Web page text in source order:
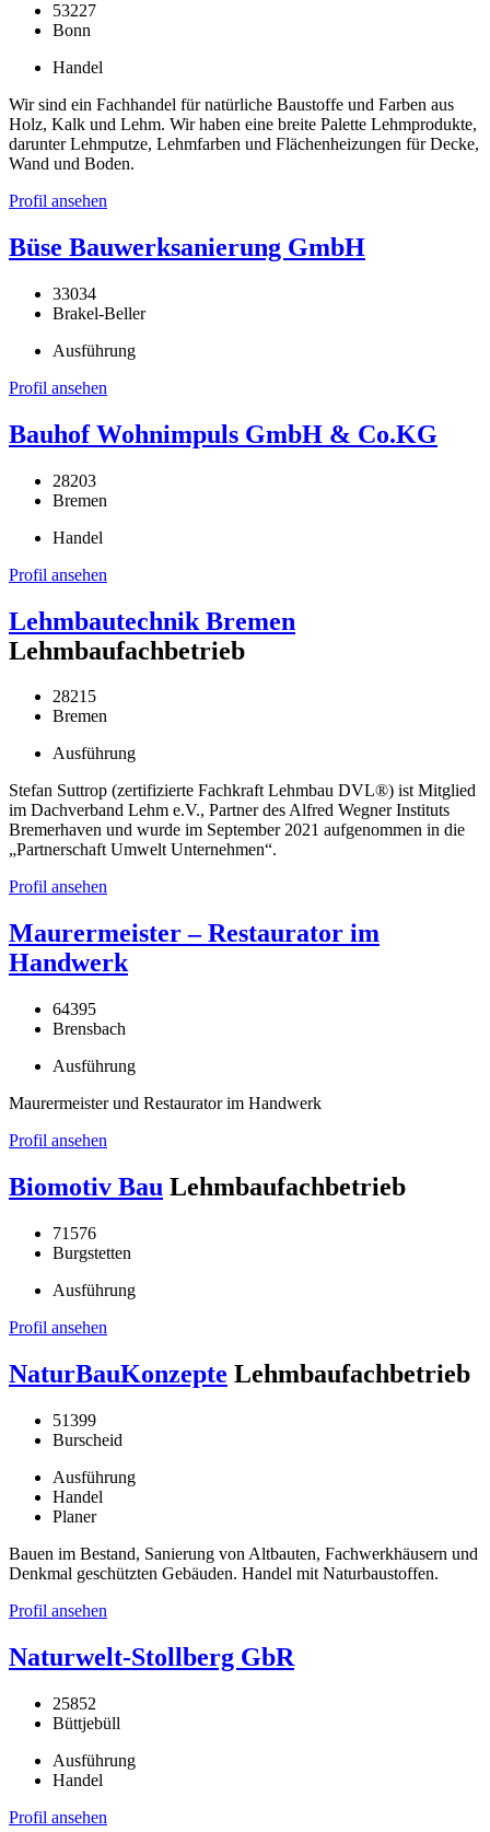
53227
Bonn
Handel
Wir sind ein Fachhandel für natürliche Baustoffe und Farben aus
Holz, Kalk und Lehm. Wir haben eine breite Palette Lehmprodukte,
darunter Lehmputze, Lehmfarben und Flächenheizungen für Decke,
Wand und Boden.
Profil ansehen
Büse Bauwerksanierung GmbH
33034
Brakel-Beller
Ausführung
Profil ansehen
Bauhof Wohnimpuls GmbH & Co.KG
28203
Bremen
Handel
Profil ansehen
Lehmbautechnik Bremen
Lehmbaufachbetrieb
28215
Bremen
Ausführung
Stefan Suttrop (zertifizierte Fachkraft Lehmbau DVL®) ist Mitglied
im Dachverband Lehm e.V., Partner des Alfred Wegner Instituts
Bremerhaven und wurde im September 2021 aufgenommen in die
„Partnerschaft Umwelt Unternehmen“.
Profil ansehen
Maurermeister – Restaurator im
Handwerk
64395
Brensbach
Ausführung
Maurermeister und Restaurator im Handwerk
Profil ansehen
Biomotiv Bau Lehmbaufachbetrieb
71576
Burgstetten
Ausführung
Profil ansehen
NaturBauKonzepte Lehmbaufachbetrieb
51399
Burscheid
Ausführung
Handel
Planer
Bauen im Bestand, Sanierung von Altbauten, Fachwerkhäusern und
Denkmal geschützten Gebäuden. Handel mit Naturbaustoffen.
Profil ansehen
Naturwelt-Stollberg GbR
25852
Büttjebüll
Ausführung
Handel
Profil ansehen